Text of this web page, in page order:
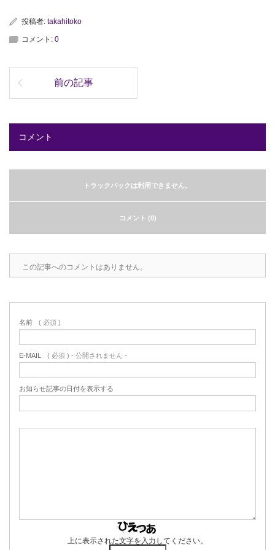
投稿者: takahitoko
コメント: 0
前の記事
コメント
トラックバックは利用できません。
コメント (0)
この記事へのコメントはありません。
名前 ( 必須 )
E-MAIL ( 必須 ) - 公開されません -
お知らせ記事の日付を表示する
上に表示された文字を入力してください。